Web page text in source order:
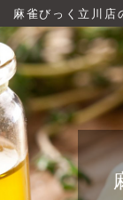
麻雀びっく立川店